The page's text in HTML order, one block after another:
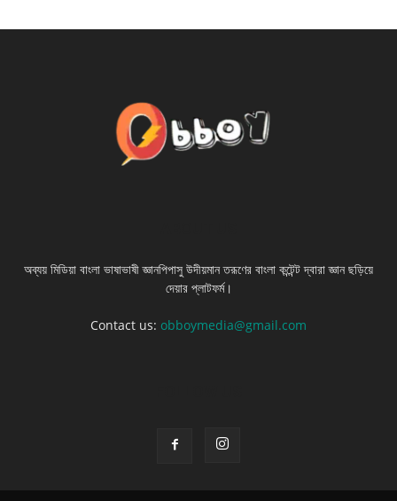
অব্যয় মিডিয়া বাংলা ভাষাভাষী জ্ঞানপিপাসু উদীয়মান তরূণের বাংলা কন্টেন্ট দ্বারা জ্ঞান ছড়িয়ে
দেয়ার প্লাটফর্ম।
Contact us: obboymedia@gmail.com